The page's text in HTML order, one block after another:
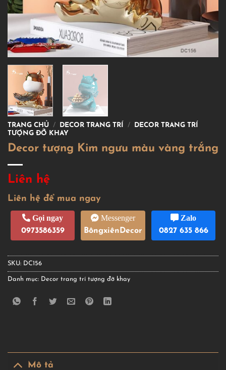
TRANG CHỦ / DECOR TRANG TRÍ /
DECOR TRANG TRÍ
TƯỢNG ĐỠ KHAY
Decor tượng Kim ngưu màu vàng trắng
Liên hệ
Liên hệ để mua ngay
Gọi ngay
0973586359
Messenger
BôngxiênDecor
Zalo
0827 635 866
SKU: DC156
Danh mục: Decor trang trí tượng đỡ khay
Mô tả